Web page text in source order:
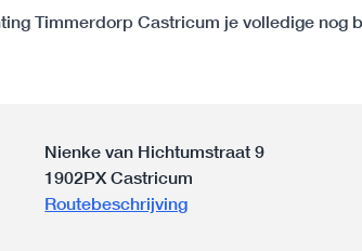
Timmerdorp Castricum je volledige nog
Nienke van Hichtumstraat 9
1902PX Castricum
Routebeschrijving